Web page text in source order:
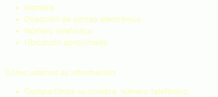
Nombre
Dirección de correo electrónico
Número telefónico
Ubicación aproximada
Cómo usamos su información:
Compartimos su nombre, número telefónico,